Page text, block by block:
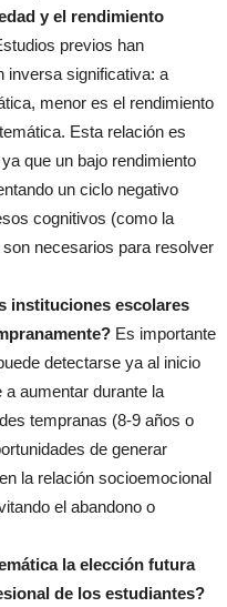
y el rendimiento
previos han
inversa significativa: a
menor es el rendimiento
Esta relación es
que un bajo rendimiento
un ciclo negativo
cognitivos (como la
necesarios para resolver
instituciones escolares
Es importante
detectarse ya al inicio
aumentar durante la
tempranas (8-9 años o
de generar
la relación socioemocional
el abandono o
la elección futura
de los estudiantes?